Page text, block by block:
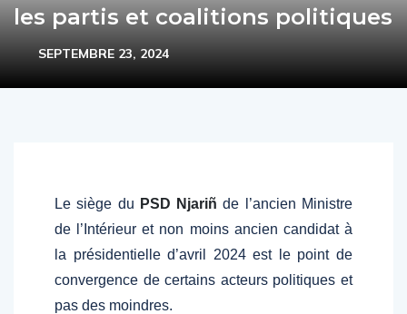
les partis et coalitions politiques
SEPTEMBRE 23, 2024
Le siège du PSD Njariñ de l’ancien Ministre
de l’Intérieur et non moins ancien candidat à
la présidentielle d’avril 2024 est le point de
convergence de certains acteurs politiques et
pas des moindres.